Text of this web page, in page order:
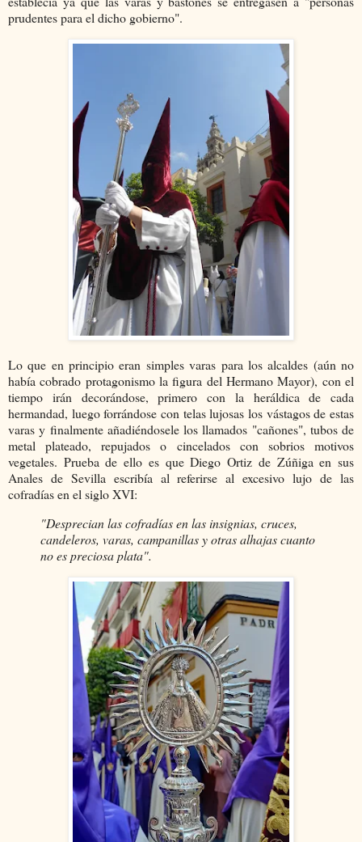
prudentes para el dicho gobierno".
Lo que en principio eran simples varas para los alcaldes (aún no
había cobrado protagonismo la figura del Hermano Mayor), con el
tiempo irán decorándose, primero con la heráldica de cada
hermandad, luego forrándose con telas lujosas los vástagos de estas
varas y finalmente añadiéndosele los llamados "cañones", tubos de
metal plateado, repujados o cincelados con sobrios motivos
vegetales. Prueba de ello es que Diego Ortiz de Zúñiga en sus
Anales de Sevilla escribía al referirse al excesivo lujo de las
cofradías en el siglo XVI:
"Desprecian las cofradías en las insignias, cruces,
candeleros, varas, campanillas y otras alhajas cuanto
no es preciosa plata".